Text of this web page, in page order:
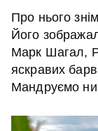
Про нього
Його
Марк Шагал,
яскравих
Мандруємо